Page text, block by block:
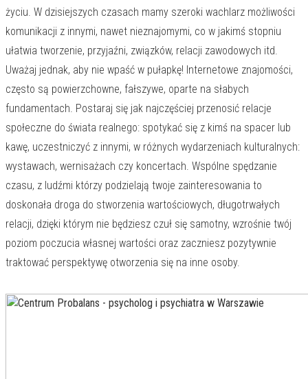
życiu. W dzisiejszych czasach mamy szeroki wachlarz możliwości
komunikacji z innymi, nawet nieznajomymi, co w jakimś stopniu
ułatwia tworzenie, przyjaźni, związków, relacji zawodowych itd.
Uważaj jednak, aby nie wpaść w pułapkę! Internetowe znajomości,
często są powierzchowne, fałszywe, oparte na słabych
fundamentach. Postaraj się jak najczęściej przenosić relacje
społeczne do świata realnego: spotykać się z kimś na spacer lub
kawę, uczestniczyć z innymi, w różnych wydarzeniach kulturalnych:
wystawach, wernisażach czy koncertach. Wspólne spędzanie
czasu, z ludźmi którzy podzielają twoje zainteresowania to
doskonała droga do stworzenia wartościowych, długotrwałych
relacji, dzięki którym nie będziesz czuł się samotny, wzrośnie twój
poziom poczucia własnej wartości oraz zaczniesz pozytywnie
traktować perspektywę otworzenia się na inne osoby.